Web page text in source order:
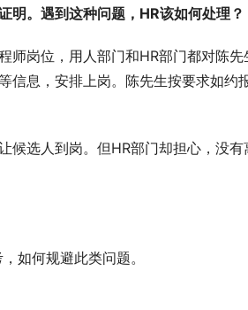
明。遇到这种问题，HR该如何处理？
师岗位，用人部门和HR部门都对陈
信息，安排上岗。陈先生按要求如约
候选人到岗。但HR部门却担心，没
如何规避此类问题。